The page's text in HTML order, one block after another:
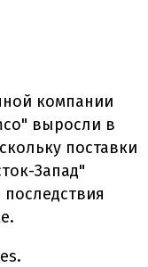
компании
выросли в
поставки
Запад"